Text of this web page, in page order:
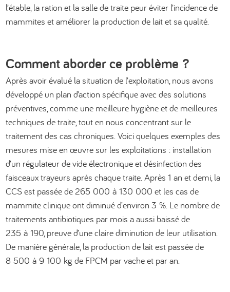
l’étable, la ration et la salle de traite peur éviter l’incidence de
mammites et améliorer la production de lait et sa qualité.
Comment aborder ce problème ?
Après avoir évalué la situation de l’exploitation, nous avons
développé un plan d’action spécifique avec des solutions
préventives, comme une meilleure hygiène et de meilleures
techniques de traite, tout en nous concentrant sur le
traitement des cas chroniques. Voici quelques exemples des
mesures mise en œuvre sur les exploitations : installation
d’un régulateur de vide électronique et désinfection des
faisceaux trayeurs après chaque traite. Après 1 an et demi, la
CCS est passée de 265 000 à 130 000 et les cas de
mammite clinique ont diminué d’environ 3 %. Le nombre de
traitements antibiotiques par mois a aussi baissé de
235 à 190, preuve d’une claire diminution de leur utilisation.
De manière générale, la production de lait est passée de
8 500 à 9 100 kg de FPCM par vache et par an.